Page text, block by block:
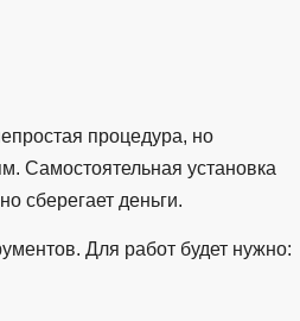
процедура, но
Самостоятельная установка
сберегает деньги.
Для работ будет нужно: